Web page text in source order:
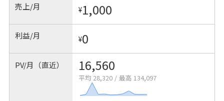
売上/月 ¥1,000
利益/月 ¥0
PV/月（直近） 16,560
平均 28,320 / 最高 134,097